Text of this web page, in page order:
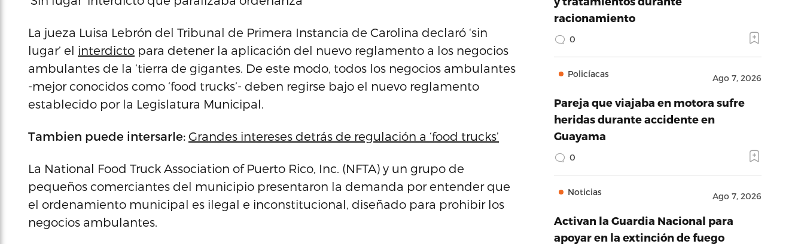
La jueza Luisa Lebrón del Tribunal de Primera Instancia de Carolina declaró ‘sin
lugar’ el interdicto para detener la aplicación del nuevo reglamento a los negocios
ambulantes de la ‘tierra de gigantes. De este modo, todos los negocios ambulantes
-mejor conocidos como ‘food trucks’- deben regirse bajo el nuevo reglamento
establecido por la Legislatura Municipal.
Tambien puede intersarle: Grandes intereses detrás de regulación a ‘food trucks’
La National Food Truck Association of Puerto Rico, Inc. (NFTA) y un grupo de
pequeños comerciantes del municipio presentaron la demanda por entender que
el ordenamiento municipal es ilegal e inconstitucional, diseñado para prohibir los
negocios ambulantes.
racionamiento
0
Policíacas Ago 7, 2026
Pareja que viajaba en motora sufre
heridas durante accidente en
Guayama
0
Noticias Ago 7, 2026
Activan la Guardia Nacional para
apoyar en la extinción de fuego